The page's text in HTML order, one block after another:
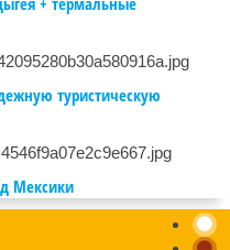
туристическую
Мексики